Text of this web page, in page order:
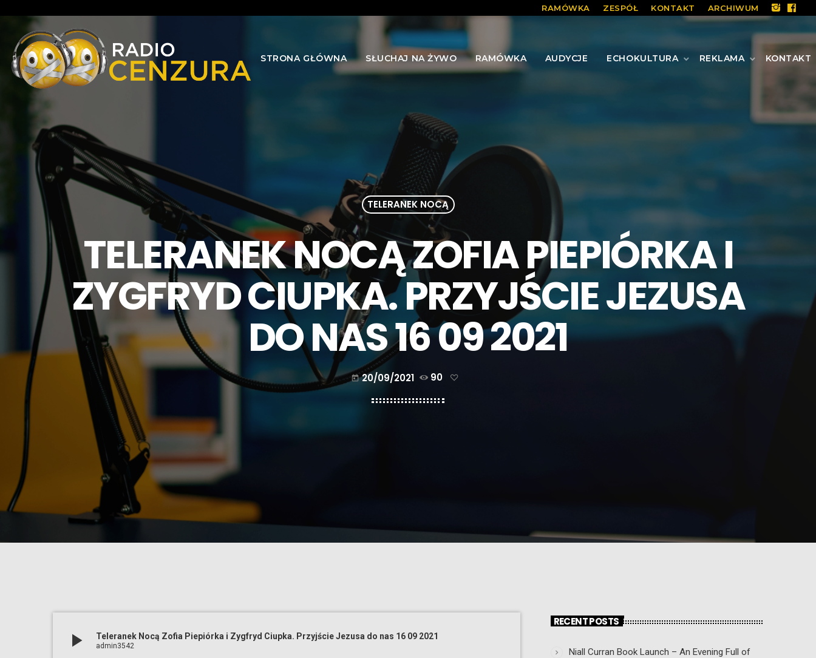
RAMÓWKA ZESPÓŁ KONTAKT ARCHIWUM
STRONA GŁÓWNA SŁUCHAJ NA ŻYWO RAMÓWKA AUDYCJE ECHOKULTURA REKLAMA KONTAKT
TELERANEK NOCĄ
TELERANEK NOCĄ ZOFIA PIEPIÓRKA I
ZYGFRYD CIUPKA. PRZYJŚCIE JEZUSA
DO NAS 16 09 2021
today 20/09/2021 90
play_arrow Teleranek Nocą Zofia Piepiórka i Zygfryd Ciupka. Przyjście Jezusa do nas 16 09 2021
admin3542
RECENT POSTS
Niall Curran Book Launch – An Evening Full of